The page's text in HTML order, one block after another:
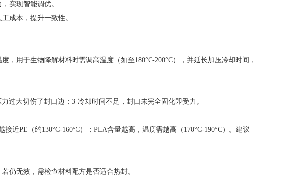
实现智能调优。
成本，提升一致性。
，用于生物降解材料时需调高温度（如至180°C-200°C），并延长加压冷却时间，
过大切伤了封口边；3. 冷却时间不足，封口未完全固化即受力。
近PE（约130°C-160°C）；PLA含量越高，温度需越高（170°C-190°C）。建议
仍无效，需检查材料配方是否适合热封。